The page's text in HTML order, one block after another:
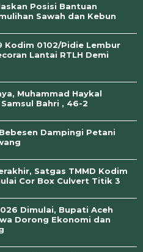
Posisi Bantuan
Sawah dan Kebun
Kodim 0102/Pidie Lembur
Lantai RTLH Demi
Muhammad Haykal
Bahri , 46-2
Dampingi Petani
Satgas TMMD Kodim
Cor Box Culvert Titik 3
Dimulai, Bupati Aceh
Dorong Ekonomi dan